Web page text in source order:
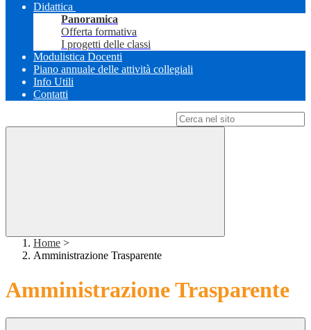
Didattica
Panoramica
Offerta formativa
I progetti delle classi
Modulistica Docenti
Piano annuale delle attività collegiali
Info Utili
Contatti
Home >
Amministrazione Trasparente
Amministrazione Trasparente